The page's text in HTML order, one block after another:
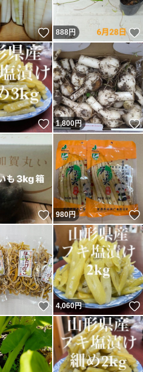
いいね！
888円
いいね！
1,800円
いいね！
980円
いいね！
4,060円